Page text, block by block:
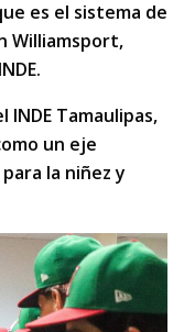
es el sistema de
Williamsport,
INDE Tamaulipas,
un eje
la niñez y